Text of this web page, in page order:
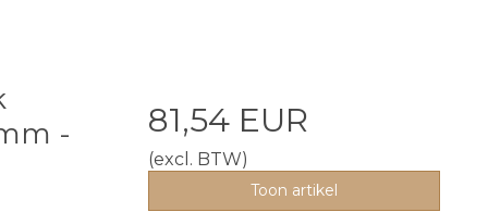
-
81,54 EUR
(excl. BTW)
Toon artikel